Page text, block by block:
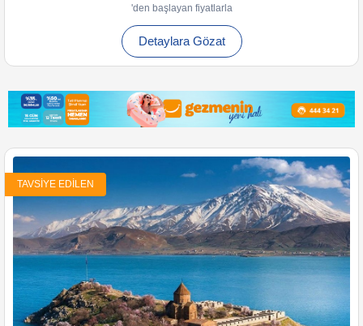
'den başlayan fiyatlarla
Detaylara Gözat
TAVSIYE EDILEN